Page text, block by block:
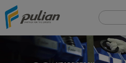
Cookie管理面板